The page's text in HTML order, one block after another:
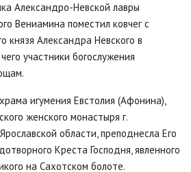
Александро-Невской лавры
Вениамина поместил ковчег с
князя Александра Невского в
участники богослужения
игумения Евстолия (Афонина),
женского монастыря г.
области, преподнесла Его
Креста Господня, явленного
на Сахотском болоте.